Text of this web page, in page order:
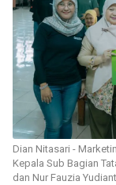
Dian Nitasari -
Kepala Sub Bagian
dan Nur Fauzia